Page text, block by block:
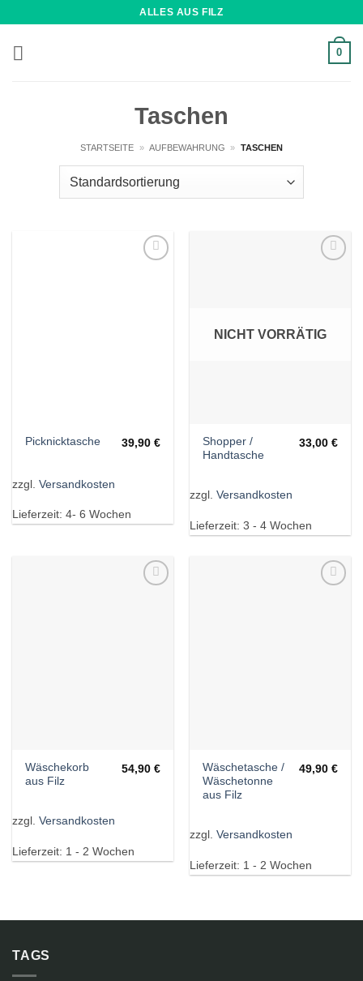
springen
ALLES AUS FILZ
0
Taschen
STARTSEITE » AUFBEWAHRUNG » TASCHEN
Picknicktasche 39,90 €
zzgl. Versandkosten
Lieferzeit: 4- 6 Wochen
NICHT VORRÄTIG
Shopper /
Handtasche
33,00 €
zzgl. Versandkosten
Lieferzeit: 3 - 4 Wochen
Wäschekorb
aus Filz
54,90 €
zzgl. Versandkosten
Lieferzeit: 1 - 2 Wochen
Wäschetasche /
Wäschetonne
aus Filz
49,90 €
zzgl. Versandkosten
Lieferzeit: 1 - 2 Wochen
TAGS